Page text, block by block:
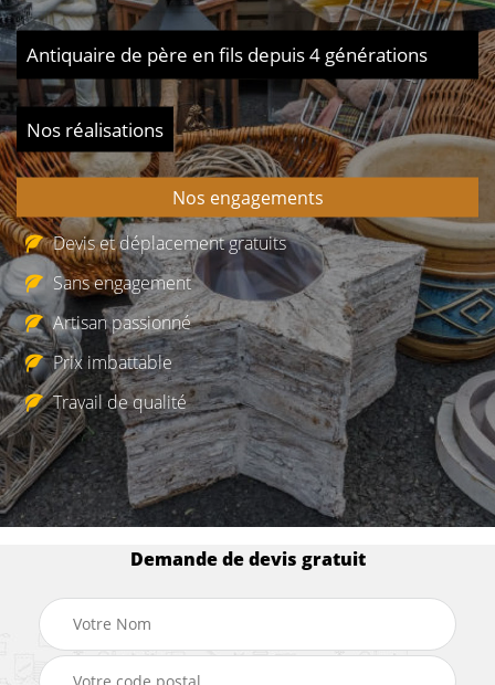
Antiquaire de père en fils depuis 4 générations
Nos réalisations
Nos engagements
Devis et déplacement gratuits
Sans engagement
Artisan passionné
Prix imbattable
Travail de qualité
Demande de devis gratuit